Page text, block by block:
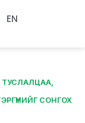
EN
ТУСЛАЛЦАА,
СОНГОХ